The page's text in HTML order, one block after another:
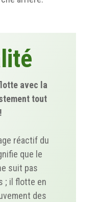
avec la
tout
réactif du
que le
suit pas
; il flotte en
des